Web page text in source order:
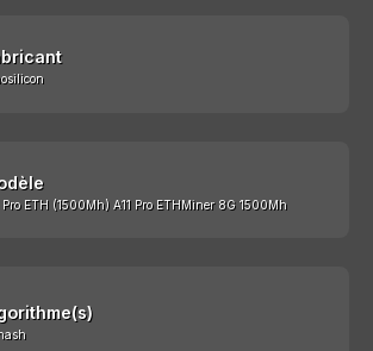
Pro ETH (1500Mh) A11 Pro ETHMiner 8G 1500Mh